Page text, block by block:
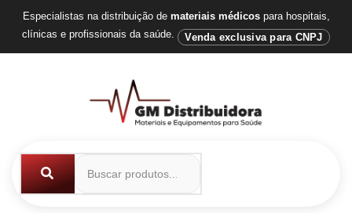
Especialistas na distribuição de materiais médicospara hospitais,
clínicas e profissionais da saúde.
Venda exclusiva para CNPJ